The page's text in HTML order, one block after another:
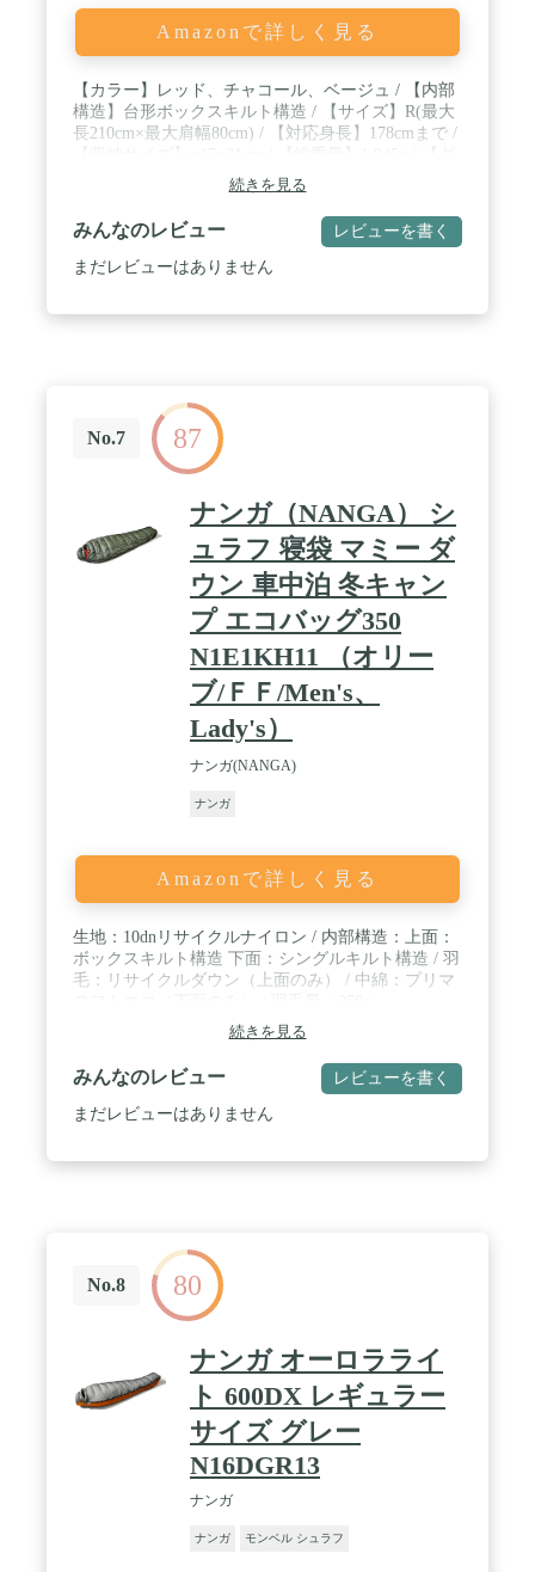
Amazonで詳しく見る
【カラー】レッド、チャコール、ベージュ / 【内部
構造】台形ボックスキルト構造 / 【サイズ】R(最大
長210cm×最大肩幅80cm) / 【対応身長】178cmまで /
ウン量】630g / 【快適使用温度】-5℃ / 【下限温
度】-10℃ / 【生産国】日本製
続きを見る
みんなのレビュー レビューを書く
まだレビューはありません
No.7 87
ナンガ（NANGA） シ
ュラフ 寝袋 マミー ダ
ウン 車中泊 冬キャン
プ エコバッグ350
N1E1KH11 （オリー
ブ/ＦＦ/Men's、
Lady's）
ナンガ(NANGA)
ナンガ
Amazonで詳しく見る
生地：10dnリサイクルナイロン / 内部構造：上面：
ボックスキルト構造 下面：シングルキルト構造 / 羽
毛：リサイクルダウン（上面のみ） / 中綿：プリマ
続きを見る
みんなのレビュー レビューを書く
まだレビューはありません
No.8 80
ナンガ オーロラライ
ト 600DX レギュラー
サイズ グレー
N16DGR13
ナンガ
ナンガ モンベル シュラフ